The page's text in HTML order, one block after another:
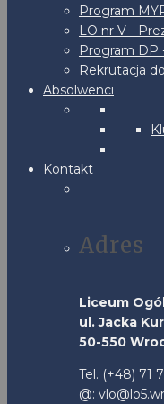
Program
LO nr V -
Program DP
Rekrutacja
Absolwenci
Kontakt
Adres
Liceum
ul. Jacka
50-550
Tel. (+48) 71
@: